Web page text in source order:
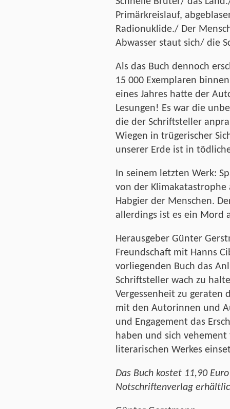
Primärkreislauf,
Radionuklide./ Der
Abwasser staut sich/ die
Als das Buch dennoch
15 000 Exemplaren
eines Jahres hatte der
Lesungen! Es war die
die der Schriftsteller
Wiegen in trügerischer
unserer Erde ist in
In seinem letzten Werk:
von der
Habgier der Menschen.
allerdings ist es ein Mord
Herausgeber Günter
Freundschaft mit Hanns
vorliegenden Buch das
Schriftsteller wach zu
Vergessenheit zu geraten
mit den Autorinnen und
und Engagement das
haben und sich
literarischen Werkes
Das Buch kostet 11,90
Notschriftenverlag